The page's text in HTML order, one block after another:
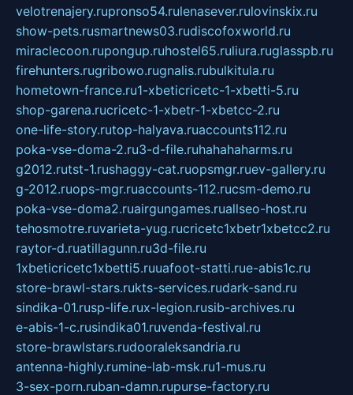
velotrenajery.rupronso54.rulenasever.rulovinskix.ru
show-pets.rusmartnews03.rudiscofoxworld.ru
miraclecoon.rupongup.ruhostel65.ruliura.ruglasspb.ru
firehunters.rugribowo.rugnalis.rubulkitula.ru
hometown-france.ru1-xbeticricetc-1-xbetti-5.ru
shop-garena.rucricetc-1-xbetr-1-xbetcc-2.ru
one-life-story.rutop-halyava.ruaccounts112.ru
poka-vse-doma-2.ru3-d-file.ruhahahaharms.ru
g2012.rutst-1.rushaggy-cat.ruopsmgr.ruev-gallery.ru
g-2012.ruops-mgr.ruaccounts-112.rucsm-demo.ru
poka-vse-doma2.ruairgungames.ruallseo-host.ru
tehosmotre.ruvarieta-yug.rucricetc1xbetr1xbetcc2.ru
raytor-d.ruatillagunn.ru3d-file.ru
1xbeticricetc1xbetti5.ruuafoot-statti.rue-abis1c.ru
store-brawl-stars.rukts-services.rudark-sand.ru
sindika-01.rusp-life.rux-legion.rusib-archives.ru
e-abis-1-c.rusindika01.ruvenda-festival.ru
store-brawlstars.rudooraleksandria.ru
antenna-highly.rumine-lab-msk.ru1-mus.ru
3-sex-porn.ruban-damn.rupurse-factory.ru